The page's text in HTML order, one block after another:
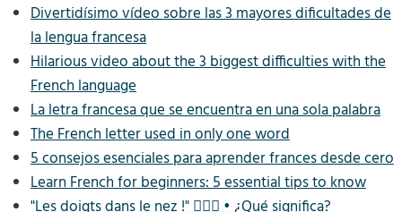
Divertidísimo vídeo sobre las 3 mayores dificultades de
la lengua francesa
Hilarious video about the 3 biggest difficulties with the
French language
La letra francesa que se encuentra en una sola palabra
The French letter used in only one word
5 consejos esenciales para aprender frances desde cero
Learn French for beginners: 5 essential tips to know
"Les doigts dans le nez !" ✌🏽🐽 • ¿Qué significa?